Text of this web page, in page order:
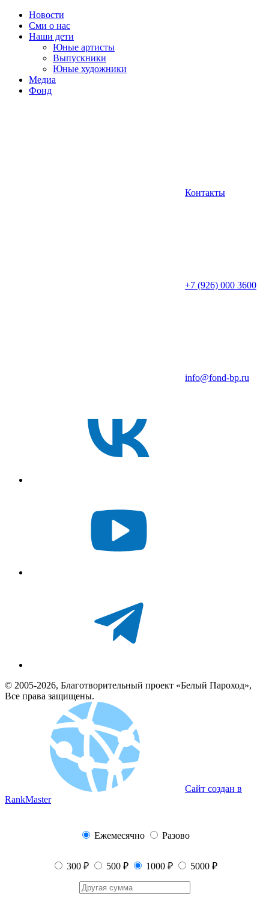
Новости
Сми о нас
Наши дети
Юные артисты
Выпускники
Юные художники
Медиа
Фонд
Контакты
+7 (926) 000 3600
info@fond-bp.ru
© 2005-2026, Благотворительный проект «Белый Пароход»,
Все права защищены.
Сайт создан в
RankMaster
Ежемесячно Разово
300 ₽ 500 ₽ 1000 ₽ 5000 ₽